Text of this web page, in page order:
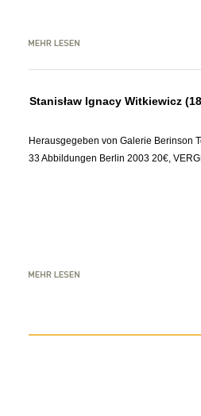
Stanisław Ignacy Witkiewicz
Herausgegeben von Galerie Berinson
33 Abbildungen Berlin 2003 20€,